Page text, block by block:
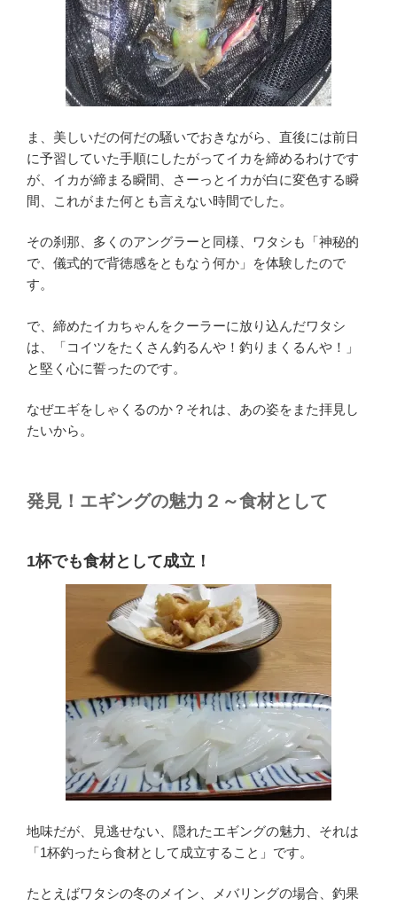
ま、美しいだの何だの騒いでおきながら、直後には前日
に予習していた手順にしたがってイカを締めるわけです
が、イカが締まる瞬間、さーっとイカが白に変色する瞬
間、これがまた何とも言えない時間でした。
その刹那、多くのアングラーと同様、ワタシも「神秘的
で、儀式的で背徳感をともなう何か」を体験したので
す。
で、締めたイカちゃんをクーラーに放り込んだワタシ
は、「コイツをたくさん釣るんや！釣りまくるんや！」
と堅く心に誓ったのです。
なぜエギをしゃくるのか？それは、あの姿をまた拝見し
たいから。
発見！エギングの魅力２～食材として
1杯でも食材として成立！
地味だが、見逃せない、隠れたエギングの魅力、それは
「1杯釣ったら食材として成立すること」です。
たとえばワタシの冬のメイン、メバリングの場合、釣果